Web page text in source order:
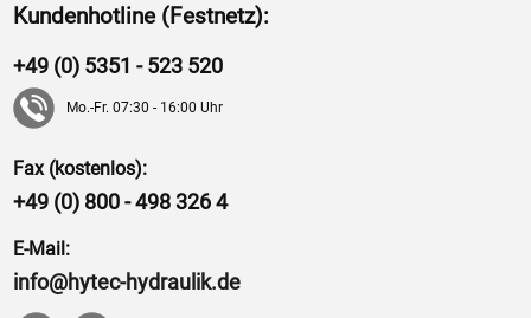
Kundenhotline (Festnetz):
+49 (0) 5351 - 523 520
Mo.-Fr. 07:30 - 16:00 Uhr
Fax (kostenlos):
+49 (0) 800 - 498 326 4
E-Mail:
info@hytec-hydraulik.de